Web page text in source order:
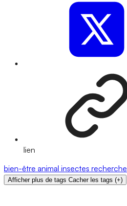
lien
bien-être animal insectes recherche
Afficher plus de tags Cacher les tags (+)